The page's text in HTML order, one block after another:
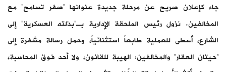
جاء كإعلان صريح عن مرحلة جديدة عنوانها “صفر تسامح” مع
المخالفين. نزول رئيس الملحقة الإدارية بـ”بذلته العسكرية” إلى
الشارع، أعطى للعملية طابعاً استثنائياً، وحمل رسالة مشفرة إلى
“حيتان العقار” والمخالفين: الهيبة للقانون، ولا أحد فوق المحاسبة،